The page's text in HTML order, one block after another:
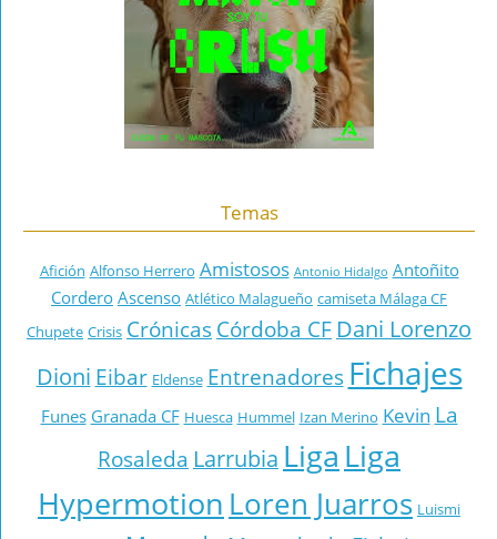
Temas
Afición Alfonso Herrero Amistosos Antonio Hidalgo Antoñito
CorderoAscenso Atlético Malagueño camiseta Málaga CF
Chupete Crisis Crónicas Córdoba CF Dani Lorenzo
Dioni Eibar Eldense Entrenadores Fichajes
Funes Granada CF Huesca Hummel Izan Merino Kevin La
Rosaleda Larrubia Liga Liga
Hypermotion Loren Juarros Luismi